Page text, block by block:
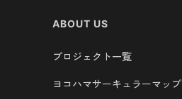
ABOUT US
プロジェクト一覧
ヨコハマサーキュラーマップ